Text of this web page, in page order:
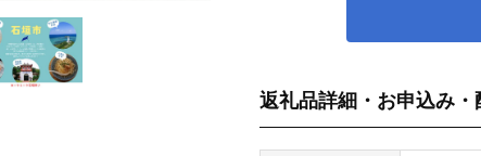
返礼品詳細・お申込み・